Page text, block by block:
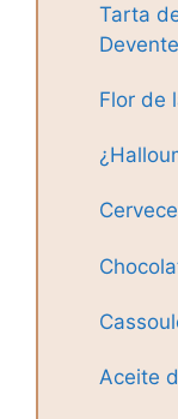
Tarta
Flor de
Aceite